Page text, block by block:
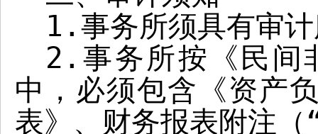
1.事务所须具有审
2. 事务所按《民间
中，必须包含《资产
表》、财务报表附注